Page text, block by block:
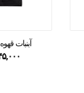
آبنبات قهوه